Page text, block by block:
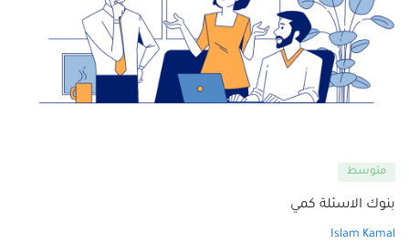
متوسط
بنوك الاسئلة كمي
Islam Kamal